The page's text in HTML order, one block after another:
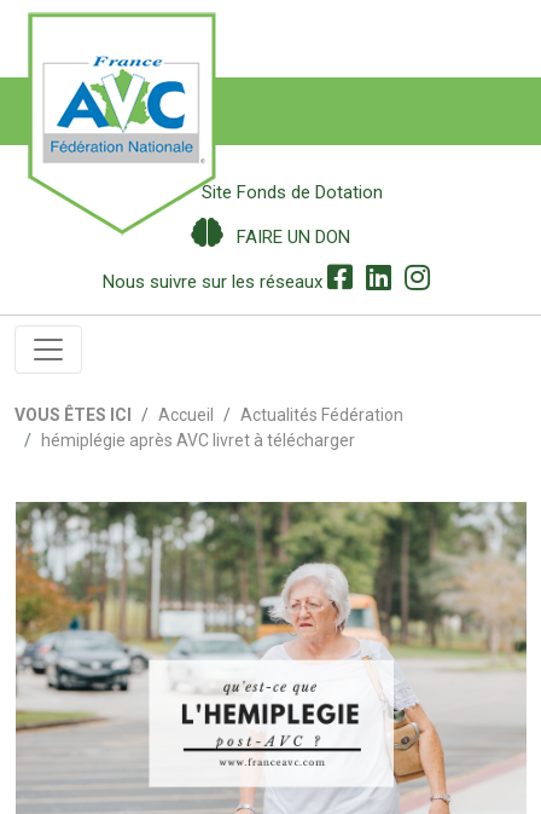
Site Fonds de Dotation
FAIRE UN DON
Nous suivre sur les réseaux
VOUS ÊTES ICI Accueil
Actualités Fédération
hémiplégie après AVC livret à télécharger